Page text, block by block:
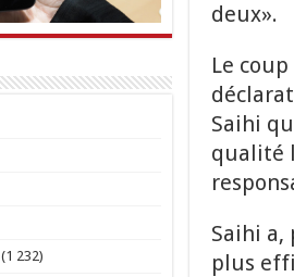
deux».
Le
Saihi
qualité
Saihi
plus
(1 232)